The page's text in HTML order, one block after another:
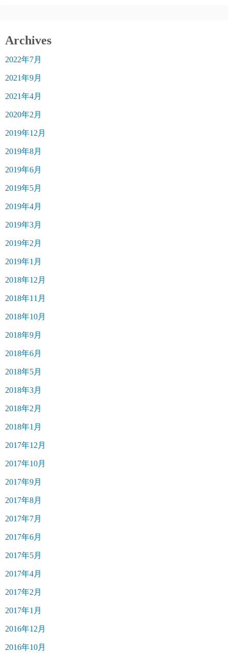
Archives
2022年7月
2021年9月
2021年4月
2020年2月
2019年12月
2019年8月
2019年6月
2019年5月
2019年4月
2019年3月
2019年2月
2019年1月
2018年12月
2018年11月
2018年10月
2018年9月
2018年6月
2018年5月
2018年3月
2018年2月
2018年1月
2017年12月
2017年10月
2017年9月
2017年8月
2017年7月
2017年6月
2017年5月
2017年4月
2017年2月
2017年1月
2016年12月
2016年10月